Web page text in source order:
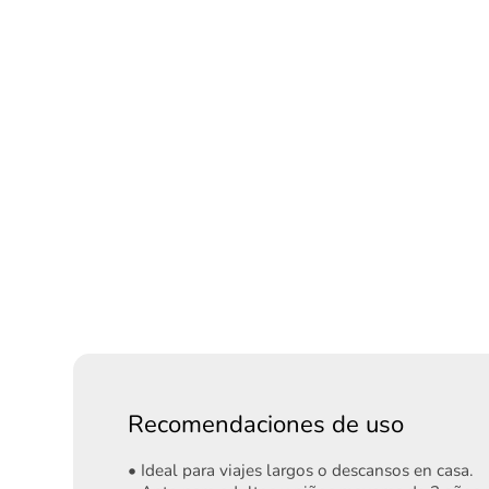
Recomendaciones de uso
• Ideal para viajes largos o descansos en casa.